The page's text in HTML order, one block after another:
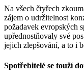
Na všech čtyřech
zájem o udržitelnost
požadavek evropských
upřednostňovaly své
jejich zlepšování, a to i
Spotřebitelé se touží